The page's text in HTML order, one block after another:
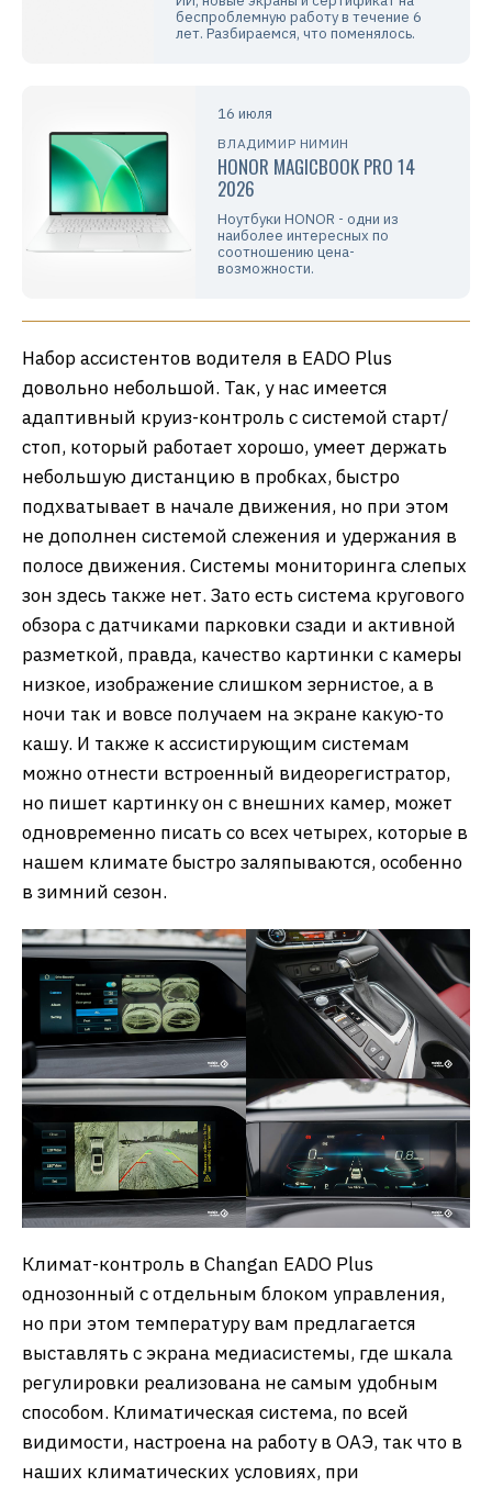
беспроблемную работу в течение 6
лет. Разбираемся, что поменялось.
16 июля
ВЛАДИМИР НИМИН
HONOR MAGICBOOK PRO 14
2026
Ноутбуки HONOR - одни из
наиболее интересных по
соотношению цена-
возможности.
Набор ассистентов водителя в EADO Plus
довольно небольшой. Так, у нас имеется
адаптивный круиз-контроль с системой старт/
стоп, который работает хорошо, умеет держать
небольшую дистанцию в пробках, быстро
подхватывает в начале движения, но при этом
не дополнен системой слежения и удержания в
полосе движения. Системы мониторинга слепых
зон здесь также нет. Зато есть система кругового
обзора с датчиками парковки сзади и активной
разметкой, правда, качество картинки с камеры
низкое, изображение слишком зернистое, а в
ночи так и вовсе получаем на экране какую-то
кашу. И также к ассистирующим системам
можно отнести встроенный видеорегистратор,
но пишет картинку он с внешних камер, может
одновременно писать со всех четырех, которые в
нашем климате быстро заляпываются, особенно
в зимний сезон.
Климат-контроль в Changan EADO Plus
однозонный с отдельным блоком управления,
но при этом температуру вам предлагается
выставлять с экрана медиасистемы, где шкала
регулировки реализована не самым удобным
способом. Климатическая система, по всей
видимости, настроена на работу в ОАЭ, так что в
наших климатических условиях, при